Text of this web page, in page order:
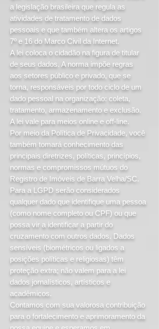
a legislação brasileira que regula as
atividades de tratamento de dados
pessoais e que também altera os artigos
7º e 16 do Marco Civil da Internet.
A lei coloca o cidadão na figura de titular
de seus dados. A norma impõe regras
aos setores público e privado, que se
torna, responsáveis por todo ciclo de um
dado pessoal na organização: coleta,
tratamento, armazenamento e exclusão.
A lei vale para meios online e off-line.
Por meio da Política de Privacidade, você
também tomará conhecimento das
principais diretrizes, políticas, princípios,
normas e compromissos mútuos do
Registro de Imóveis de Barra Velha/SC.
Para a LGPD serão considerados
qualquer dado que identifique uma pessoa
(como nome completo ou CPF) ou que
possa vir a identificar a partir do
cruzamento com outros dados. Dados
sensíveis (biométricos ou ligados a
posições políticas e religiosas) têm
proteção extra; não valem para a lei
dados jornalísticos, artísticos e
acadêmicos.
Contamos com sua valorosa contribuição
para o fortalecimento e aprimoramento da